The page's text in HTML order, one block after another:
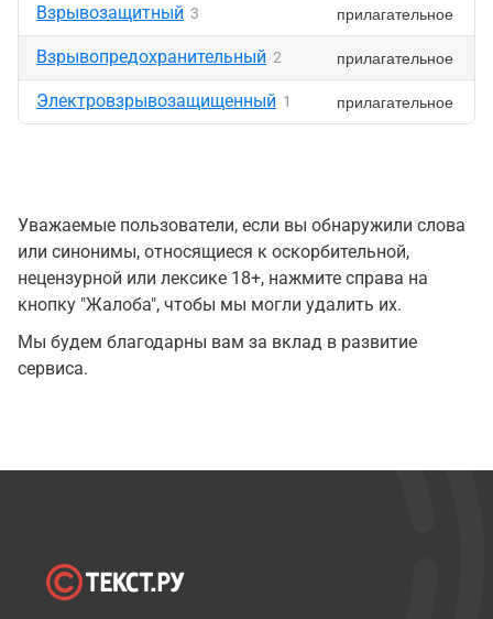
Взрывозащитный 3 прилагательное
Взрывопредохранительный 2 прилагательное
Электровзрывозащищенный 1 прилагательное
Уважаемые пользователи, если вы обнаружили слова
или синонимы, относящиеся к оскорбительной,
нецензурной или лексике 18+, нажмите справа на
кнопку "Жалоба", чтобы мы могли удалить их.
Мы будем благодарны вам за вклад в развитие
сервиса.